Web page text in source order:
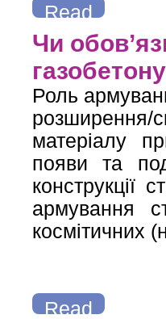
Read
more
Чи
Роль
матеріалу
появи та
конструкції
армування
космітичних
Read